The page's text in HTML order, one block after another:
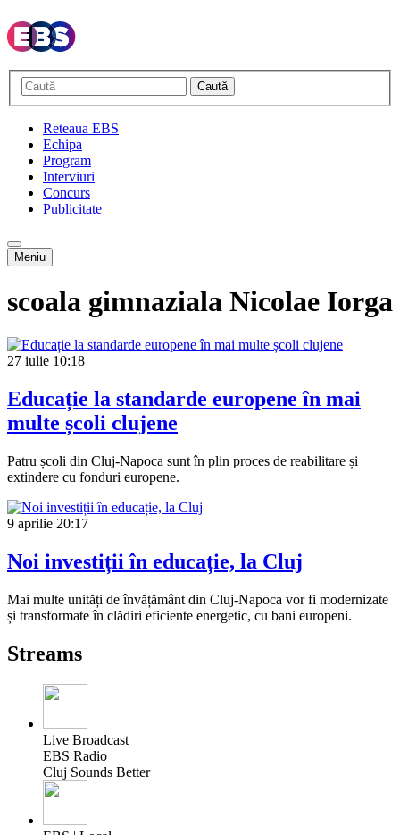
Caută
Reteaua EBS
Echipa
Program
Interviuri
Concurs
Publicitate
Meniu
scoala gimnaziala Nicolae Iorga
27 iulie 10:18
Educație la standarde europene în mai
multe școli clujene
Patru școli din Cluj-Napoca sunt în plin proces de reabilitare și
extindere cu fonduri europene.
9 aprilie 20:17
Noi investiții în educație, la Cluj
Mai multe unități de învățământ din Cluj-Napoca vor fi modernizate
și transformate în clădiri eficiente energetic, cu bani europeni.
Streams
Live Broadcast
EBS Radio
Cluj Sounds Better